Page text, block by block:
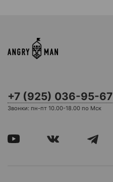
+7 (925) 036-95-67
Звонки: пн-пт 10.00-18.00 по Мск